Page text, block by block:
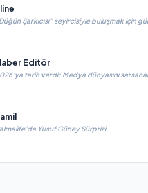
Şarkıcısı” seyircisiyle buluşmak için
Editör
tarih verdi; Medya dünyasını
Yusuf Güney Sürprizi